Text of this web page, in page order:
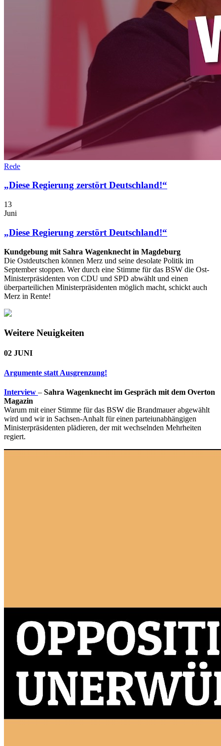
Rede
„Diese Regierung zerstört Deutschland!“
13
Juni
„Diese Regierung zerstört Deutschland!“
Kundgebung mit Sahra Wagenknecht in Magdeburg
Die Ostdeutschen können Merz und seine desolate Politik im
September stoppen. Wer durch eine Stimme für das BSW die Ost-
Ministerpräsidenten von CDU und SPD abwählt und einen
überparteilichen Ministerpräsidenten möglich macht, schickt auch
Merz in Rente!
Weitere Neuigkeiten
02 JUNI
Argumente statt Ausgrenzung!
Interview – Sahra Wagenknecht im Gespräch mit dem Overton
Magazin
Warum mit einer Stimme für das BSW die Brandmauer abgewählt
wird und wir in Sachsen-Anhalt für einen parteiunabhängigen
Ministerpräsidenten plädieren, der mit wechselnden Mehrheiten
regiert.